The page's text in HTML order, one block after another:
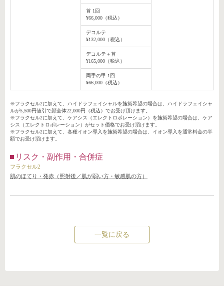
首 1回
¥66,000（税込）
デコルテ
¥132,000（税込）
デコルテ＋首
¥165,000（税込）
両手の甲 1回
¥66,000（税込）
※フラクセル2に加えて、ハイドラフェイシャルを施術希望の場合は、ハイドラフェイシャ
ルが5,500円値引で顔全体22,000円（税込）でお受け頂けます。
※フラクセル2に加えて、ケアシス（エレクトロポレーション）を施術希望の場合は、ケア
シス（エレクトロポレーション）がセット価格でお受け頂けます。
※フラクセル2に加えて、各種イオン導入を施術希望の場合は、イオン導入を通常料金の半
額でお受け頂けます。
リスク・副作用・合併症
フラクセル2
肌のほてり・発赤（照射後／肌が弱い方・敏感肌の方）
一覧に戻る